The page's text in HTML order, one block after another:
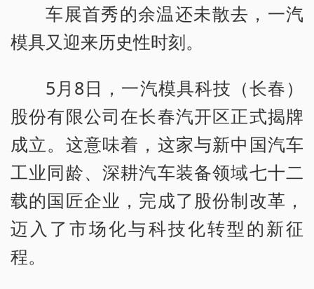
车展首秀的余温还未散去，一汽
模具又迎来历史性时刻。
5月8日，一汽模具科技（长春）
股份有限公司在长春汽开区正式揭牌
成立。这意味着，这家与新中国汽车
工业同龄、深耕汽车装备领域七十二
载的国匠企业，完成了股份制改革，
迈入了市场化与科技化转型的新征
程。